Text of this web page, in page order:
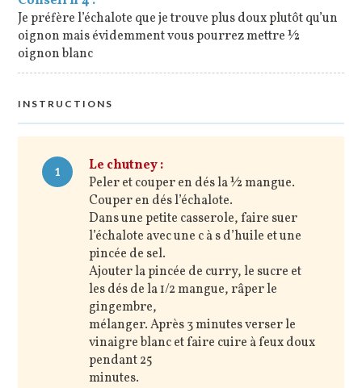
Je préfère l’échalote que je trouve plus doux plutôt qu’un
oignon mais évidemment vous pourrez mettre ½
oignon blanc
INSTRUCTIONS
1
Le chutney :
Peler et couper en dés la ½ mangue.
Couper en dés l’échalote.
Dans une petite casserole, faire suer
l’échalote avec une c à s d’huile et une
pincée de sel.
Ajouter la pincée de curry, le sucre et
les dés de la 1/2 mangue, râper le
gingembre,
mélanger. Après 3 minutes verser le
vinaigre blanc et faire cuire à feux doux
pendant 25
minutes.